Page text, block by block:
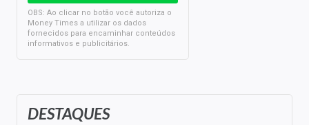
DESTAQUES
OBS: Ao clicar no botão você autoriza o
Money Times a utilizar os dados
fornecidos para encaminhar conteúdos
informativos e publicitários.